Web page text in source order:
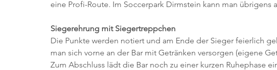
eine Profi-Route. Im Soccerpark Dirmstein kann man
Siegerehrung mit Siegertreppchen
Die Punkte werden notiert und am Ende der Sieger feierlich
man sich vorne an der Bar mit Getränken versorgen (eigene
Zum Abschluss lädt die Bar noch zu einer kurzen Ruhephase